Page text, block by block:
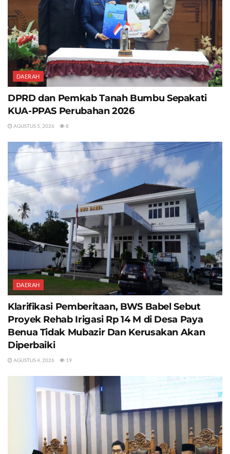
DAERAH
DPRD dan Pemkab Tanah Bumbu Sepakati
KUA-PPAS Perubahan 2026
AGUSTUS 5, 2026 8
DAERAH
Klarifikasi Pemberitaan, BWS Babel Sebut
Proyek Rehab Irigasi Rp 14 M di Desa Paya
Benua Tidak Mubazir Dan Kerusakan Akan
Diperbaiki
AGUSTUS 4, 2026 19